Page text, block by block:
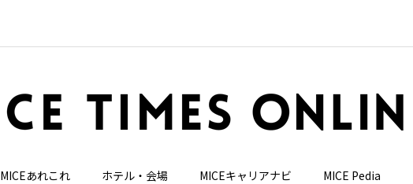
MICEあれこれ ホテル・会場 MICEキャリアナビ MICE Pedia